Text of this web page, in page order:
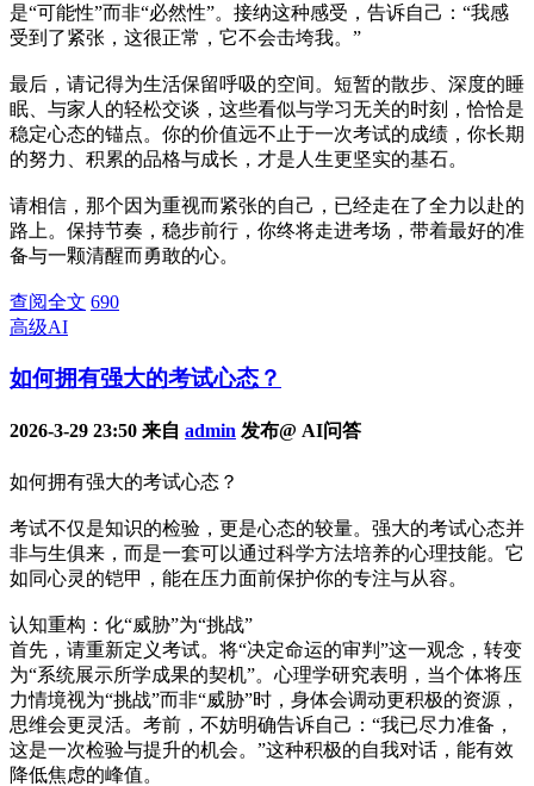
是“可能性”而非“必然性”。接纳这种感受，告诉自己：“我感
受到了紧张，这很正常，它不会击垮我。”
最后，请记得为生活保留呼吸的空间。短暂的散步、深度的睡
眠、与家人的轻松交谈，这些看似与学习无关的时刻，恰恰是
稳定心态的锚点。你的价值远不止于一次考试的成绩，你长期
的努力、积累的品格与成长，才是人生更坚实的基石。
请相信，那个因为重视而紧张的自己，已经走在了全力以赴的
路上。保持节奏，稳步前行，你终将走进考场，带着最好的准
备与一颗清醒而勇敢的心。
查阅全文 690
高级AI
如何拥有强大的考试心态？
2026-3-29 23:50 来自 admin 发布@ AI问答
如何拥有强大的考试心态？
考试不仅是知识的检验，更是心态的较量。强大的考试心态并
非与生俱来，而是一套可以通过科学方法培养的心理技能。它
如同心灵的铠甲，能在压力面前保护你的专注与从容。
认知重构：化“威胁”为“挑战”
首先，请重新定义考试。将“决定命运的审判”这一观念，转变
为“系统展示所学成果的契机”。心理学研究表明，当个体将压
力情境视为“挑战”而非“威胁”时，身体会调动更积极的资源，
思维会更灵活。考前，不妨明确告诉自己：“我已尽力准备，
这是一次检验与提升的机会。”这种积极的自我对话，能有效
降低焦虑的峰值。